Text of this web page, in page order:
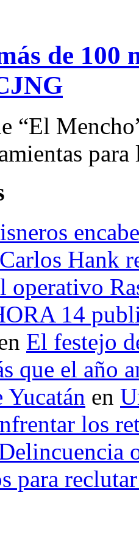
de 100
“El
Hank
operativo
14
El festejo
que el año
en
los
para